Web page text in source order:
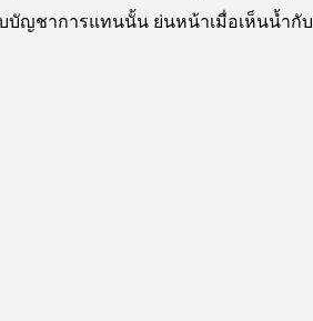
บัญชาการแทนนั้น ย่นหน้าเมื่อเห็นน้ำกับ